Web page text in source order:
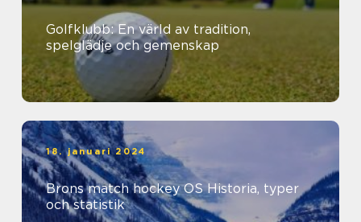
Golfklubb: En värld av tradition,
spelglädje och gemenskap
18. januari 2024
Brons match hockey OS Historia, typer
och statistik